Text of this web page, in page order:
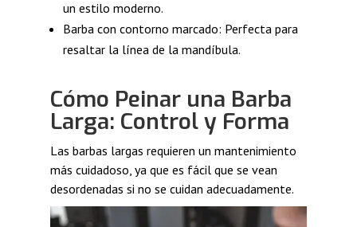
un estilo moderno.
Barba con contorno marcado: Perfecta para
resaltar la línea de la mandíbula.
Cómo Peinar una Barba
Larga: Control y Forma
Las barbas largas requieren un mantenimiento
más cuidadoso, ya que es fácil que se vean
desordenadas si no se cuidan adecuadamente.